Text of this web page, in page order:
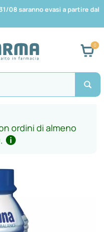
08 saranno evasi a partire dal
ordini di almeno
.